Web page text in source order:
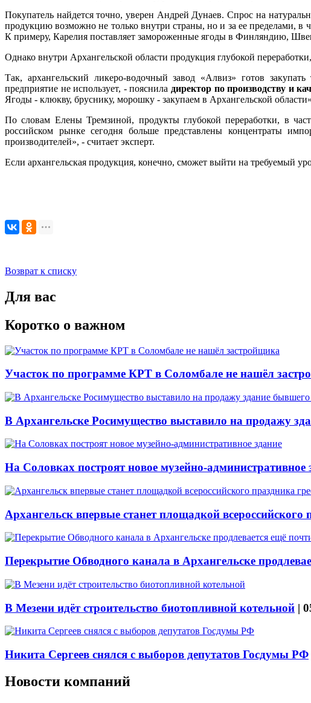
Покупатель найдется точно, уверен Андрей Дунаев. Спрос на
продукцию возможно не только внутри страны, но и за ее пределами, в
К примеру, Карелия поставляет замороженные ягоды в Финляндию,
Однако внутри Архангельской области продукция глубокой
Так, архангельский ликеро-водочный завод «Алвиз» готов
предприятие не использует, - пояснила директор по производству
Ягоды - клюкву, бруснику, морошку - закупаем в Архангельской
По словам Елены Тремзиной, продукты глубокой переработки, в
российском рынке сегодня больше представлены концентраты
производителей», - считает эксперт.
Если архангельская продукция, конечно, сможет выйти на требуемый
Возврат к списку
Для вас
Коротко о важном
Участок по программе КРТ в Соломбале не нашёл
В Архангельске Росимущество выставило на продажу
На Соловках построят новое музейно-административное
Архангельск впервые станет площадкой всероссийского
Перекрытие Обводного канала в Архангельске
В Мезени идёт строительство биотопливной котельной |
Никита Сергеев снялся с выборов депутатов Госдумы РФ
Новости компаний